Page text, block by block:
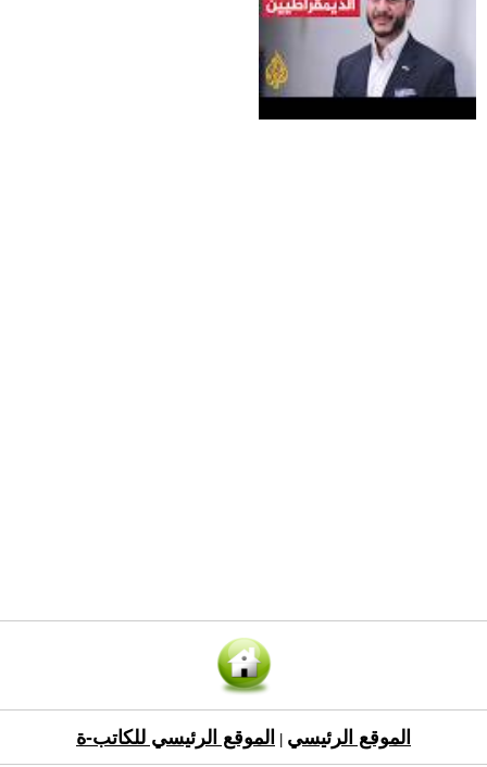
الموقع الرئيسي الموقع الرئيسي للكاتب-ة